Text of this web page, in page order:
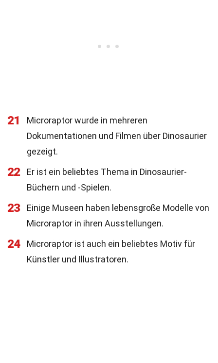
21
Microraptor wurde in mehreren
Dokumentationen und Filmen über Dinosaurier
gezeigt.
22
Er ist ein beliebtes Thema in Dinosaurier-
Büchern und -Spielen.
23
Einige Museen haben lebensgroße Modelle von
Microraptor in ihren Ausstellungen.
24
Microraptor ist auch ein beliebtes Motiv für
Künstler und Illustratoren.